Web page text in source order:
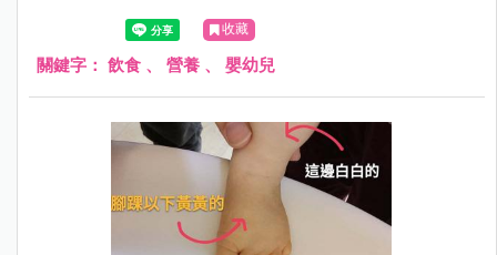
收藏
關鍵字： 飲食 、 營養 、 嬰幼兒